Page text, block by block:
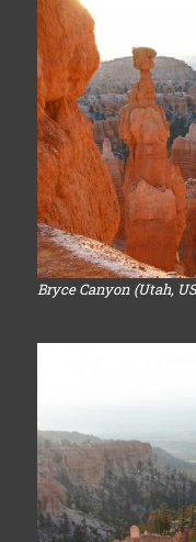
Bryce Canyon (Utah,